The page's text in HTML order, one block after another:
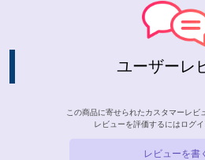
ユーザーレ
この商品に寄せられたカスタマーレビ
レビューを評価するには ログ
レビューを書